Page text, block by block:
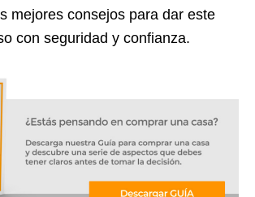
mejores consejos para dar este
con seguridad y confianza.